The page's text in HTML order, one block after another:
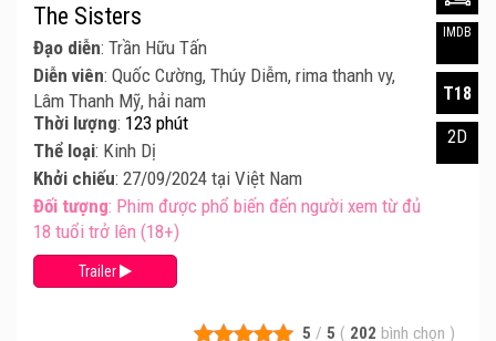
5 / 5 ( 202 bình chọn )
The Sisters
Đạo diễn: Trần Hữu Tấn
Diễn viên: Quốc Cường, Thúy Diễm, rima thanh vy,
Lâm Thanh Mỹ, hải nam
Thời lượng: 123 phút
Thể loại: Kinh Dị
Khởi chiếu: 27/09/2024 tại Việt Nam
Đối tượng: Phim được phổ biến đến người xem từ đủ
18 tuổi trở lên (18+)
Trailer
IMDB
T18
2D